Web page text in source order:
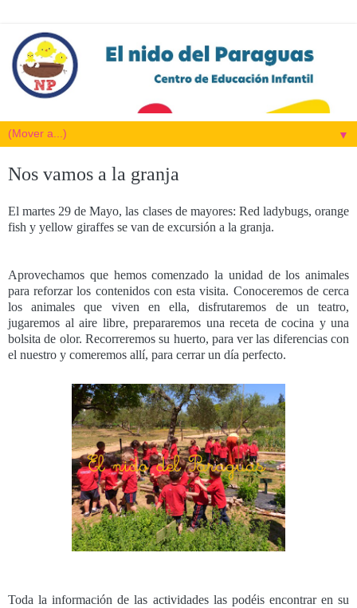
▼
Nos vamos a la granja
El martes 29 de Mayo, las clases de mayores: Red ladybugs, orange
fish y yellow giraffes se van de excursión a la granja.
Aprovechamos que hemos comenzado la unidad de los animales
para reforzar los contenidos con esta visita. Conoceremos de cerca
los animales que viven en ella, disfrutaremos de un teatro,
jugaremos al aire libre, prepararemos una receta de cocina y una
bolsita de olor. Recorreremos su huerto, para ver las diferencias con
el nuestro y comeremos allí, para cerrar un día perfecto.
Toda la información de las actividades las podéis encontrar en su